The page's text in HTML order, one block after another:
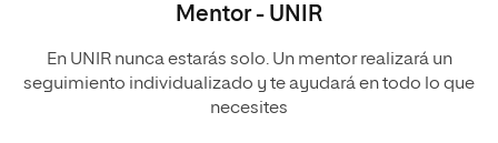
Mentor - UNIR
En UNIR nunca estarás solo. Un mentor realizará un
seguimiento individualizado y te ayudará en todo lo que
necesites